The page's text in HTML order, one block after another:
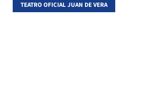
TEATRO OFICIAL JUAN DE VERA